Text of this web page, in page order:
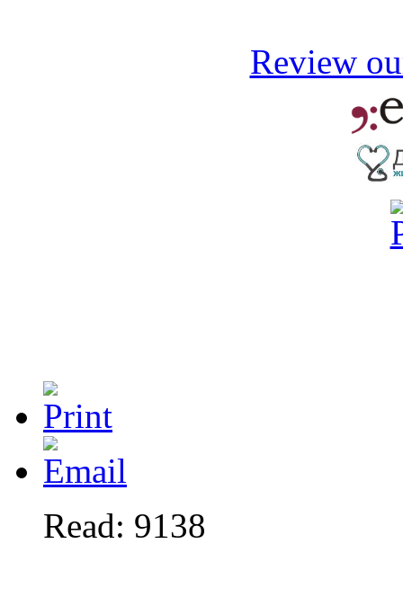
Review
Read: 9138